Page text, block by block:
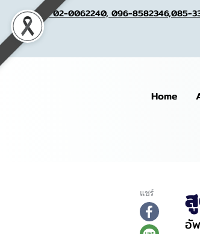
Tel. 02-0062240, 096-8582346,085-
Home
แชร์
อั